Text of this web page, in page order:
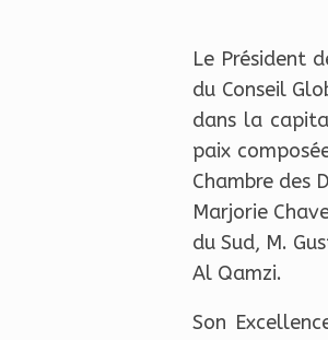
Le Président
du Conseil
dans la
paix
Chambre des
Marjorie
du Sud, M.
Al Qamzi.
Son